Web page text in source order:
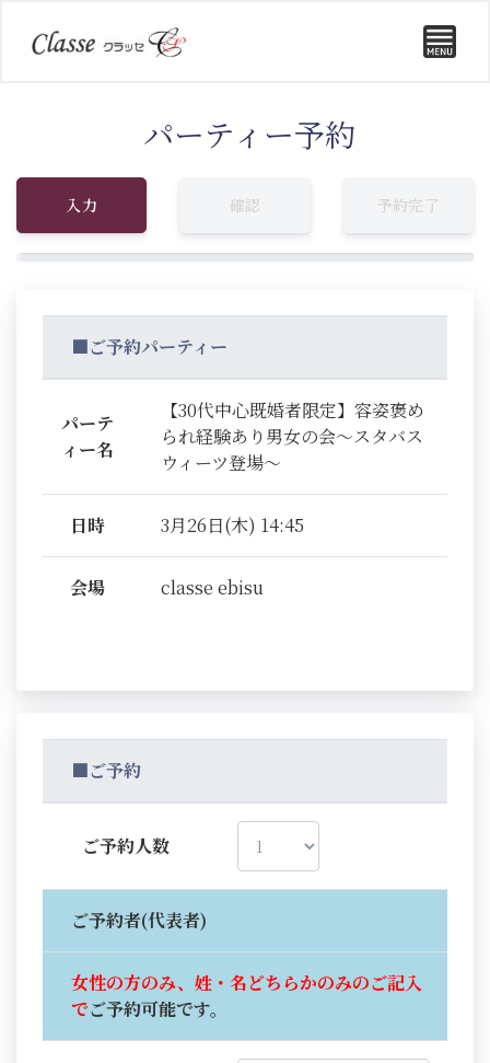
パーティー予約
入力 確認 予約完了
■ご予約パーティー
パーテ
ィー名
【30代中心既婚者限定】容姿褒め
られ経験あり男女の会～スタバス
ウィーツ登場～
日時 3月26日(木) 14:45
会場 classe ebisu
■ご予約
ご予約人数
ご予約者(代表者)
女性の方のみ、姓・名どちらかのみのご記入
でご予約可能です。